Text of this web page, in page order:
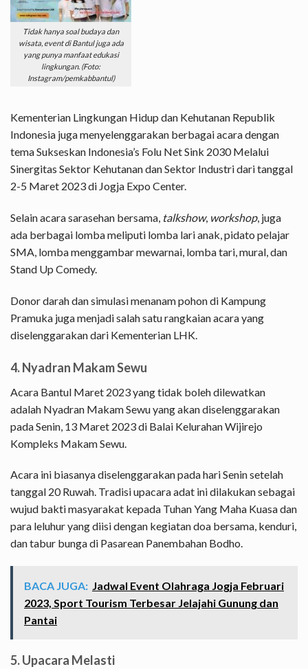
Tidak hanya soal budaya dan
wisata, event di Bantul juga ada
yang punya manfaat edukasi
lingkungan. (Foto:
Instagram/pemkabbantul)
Kementerian Lingkungan Hidup dan Kehutanan Republik
Indonesia juga menyelenggarakan berbagai acara dengan
tema Sukseskan Indonesia’s Folu Net Sink 2030 Melalui
Sinergitas Sektor Kehutanan dan Sektor Industri dari tanggal
2-5 Maret 2023 di Jogja Expo Center.
Selain acara sarasehan bersama, talkshow, workshop, juga
ada berbagai lomba meliputi lomba lari anak, pidato pelajar
SMA, lomba menggambar mewarnai, lomba tari, mural, dan
Stand Up Comedy.
Donor darah dan simulasi menanam pohon di Kampung
Pramuka juga menjadi salah satu rangkaian acara yang
diselenggarakan dari Kementerian LHK.
4. Nyadran Makam Sewu
Acara Bantul Maret 2023 yang tidak boleh dilewatkan
adalah Nyadran Makam Sewu yang akan diselenggarakan
pada Senin, 13 Maret 2023 di Balai Kelurahan Wijirejo
Kompleks Makam Sewu.
Acara ini biasanya diselenggarakan pada hari Senin setelah
tanggal 20 Ruwah. Tradisi upacara adat ini dilakukan sebagai
wujud bakti masyarakat kepada Tuhan Yang Maha Kuasa dan
para leluhur yang diisi dengan kegiatan doa bersama, kenduri,
dan tabur bunga di Pasarean Panembahan Bodho.
BACA JUGA: Jadwal Event Olahraga Jogja Februari
2023, Sport Tourism Terbesar Jelajahi Gunung dan
Pantai
5. Upacara Melasti